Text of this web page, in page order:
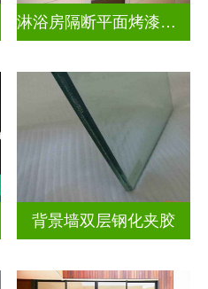
淋浴房隔断平面烤漆玻璃
背景墙双层钢化夹胶